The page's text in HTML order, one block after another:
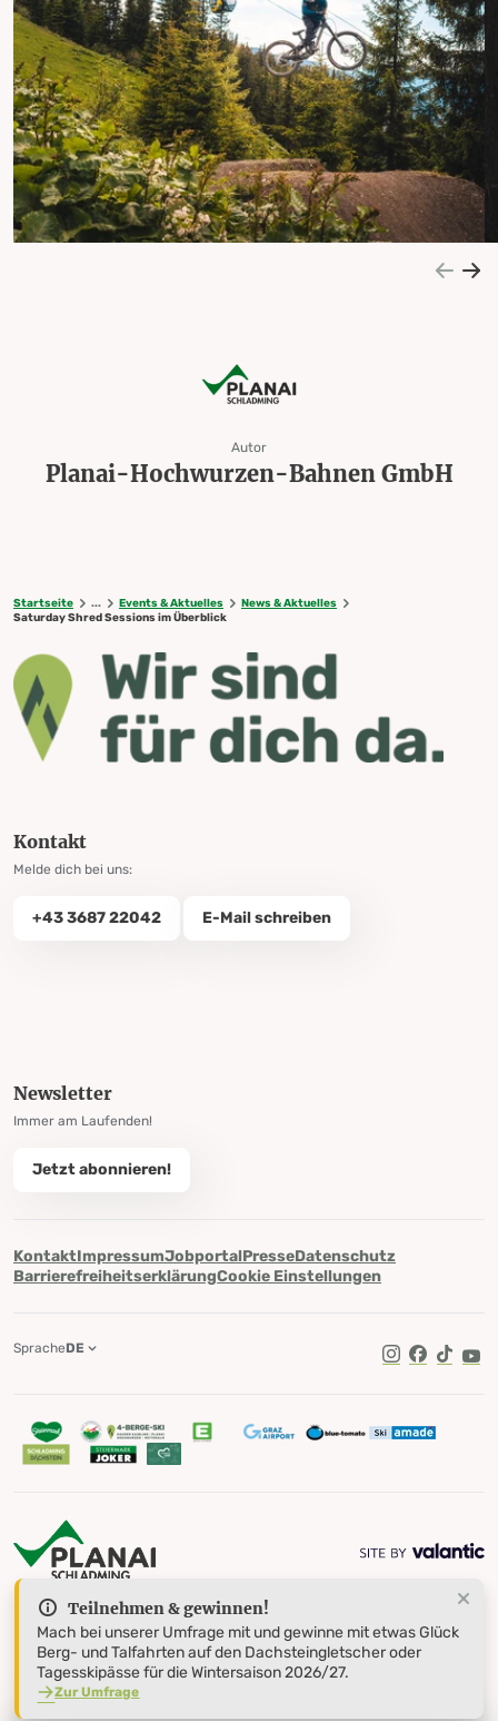
Teilnehmen & gewinnen!
Mach bei unserer Umfrage mit und gewinne mit etwas Glück
Berg- und Talfahrten auf den Dachsteingletscher oder
Tagesskipässe für die Wintersaison 2026/27.
Zur Umfrage
Autor
Planai-Hochwurzen-Bahnen GmbH
Startseite ... Events & Aktuelles
News & Aktuelles
Saturday Shred Sessions im Überblick
Kontakt
Melde dich bei uns:
+43 3687 22042 E-Mail schreiben
Newsletter
Immer am Laufenden!
Jetzt abonnieren!
KontaktImpressumJobportalPresseDatenschutz
BarrierefreiheitserklärungCookie Einstellungen
TikTok
SpracheDE